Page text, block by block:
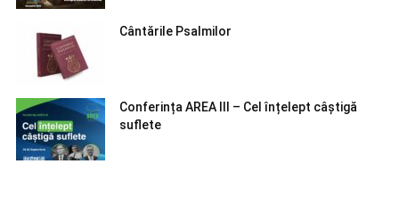
Cântările Psalmilor
Conferința AREA III – Cel înțelept câștigă
suflete